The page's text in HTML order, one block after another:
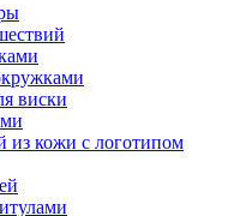
виски
из кожи с логотипом